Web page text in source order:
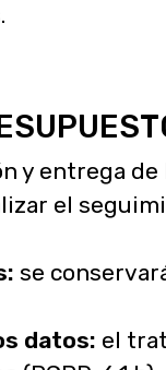
y entrega
el
se
datos: el